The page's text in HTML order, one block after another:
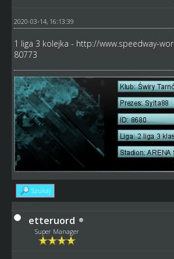
2020-03-14, 16:13:39
1 liga 3 kolejka - http://www.speedway-
80773
Szukaj
etteruord
Super Manager